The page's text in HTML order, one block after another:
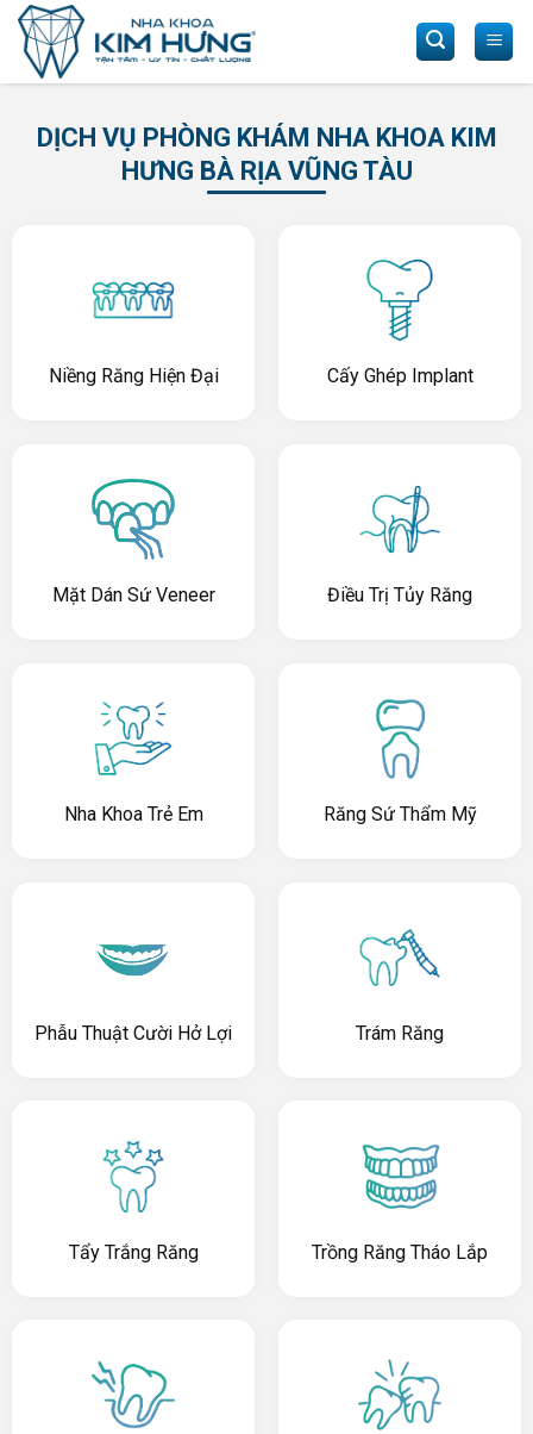
Skip
content
DỊCH VỤ PHÒNG KHÁM NHA KHOA KIM
HƯNG BÀ RỊA VŨNG TÀU
Niềng Răng Hiện Đại Cấy Ghép Implant
Mặt Dán Sứ Veneer Điều Trị Tủy Răng
Nha Khoa Trẻ Em Răng Sứ Thẩm Mỹ
Phẫu Thuật Cười Hở Lợi Trám Răng
Tẩy Trắng Răng Trồng Răng Tháo Lắp